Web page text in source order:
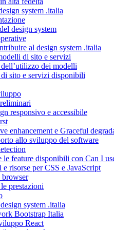
system .italia
design system
al design system .italia
di sito e servizi
dei modelli
sito e servizi disponibili
responsivo e accessibile
enhancement e Graceful
allo sviluppo del software
le feature disponibili con Can I
risorse per CSS e JavaScript
browser
prestazioni
system .italia
Bootstrap Italia
React